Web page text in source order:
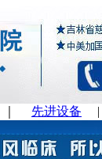
先进设备 |